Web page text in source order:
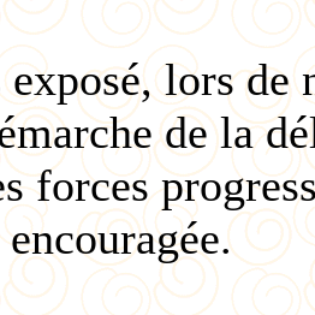
exposé, lors
de la
forces